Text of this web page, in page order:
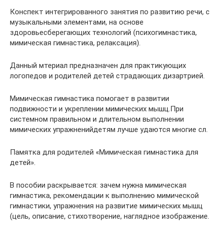
Конспект интегрированного занятия по развитию речи, с
музыкальными элементами, на основе
здоровьесберегающих технологий (психогимнастика,
мимическая гимнастика, релаксация).
Данный мтериал предназначен для практикующих
логопедов и родителей детей страдающих дизартрией.
Мимическая гимнастика помогает в развитии
подвижности и укреплении мимических мышц.При
системном правильном и длительном выполнении
мимических упражненийдетям лучше удаются многие сл.
Памятка для родителей «Мимическая гимнастика для
детей».
В пособии раскрывается: зачем нужна мимическая
гимнастика, рекомендации к выполнению мимической
гимнастики, упражнения на развитие мимических мышц
(цель, описание, стихотворение, наглядное изображение.